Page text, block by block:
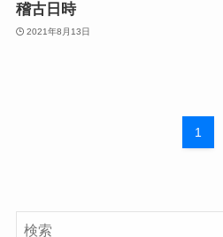
稽古日時
2021年8月13日
1